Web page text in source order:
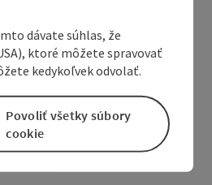
dávate súhlas, že
ktoré môžete spravovať
kedykoľvek odvolať.
Povoliť všetky súbory
cookie